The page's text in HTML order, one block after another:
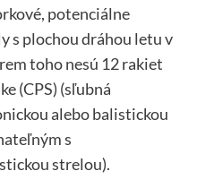
potenciálne
s plochou dráhou letu v
toho nesú 12 rakiet
(CPS) (sľubná
alebo balistickou
s
strelou).